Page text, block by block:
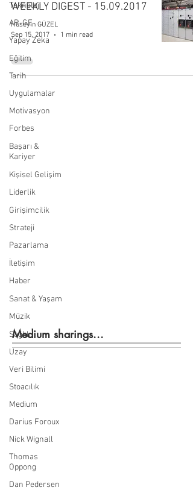
Teknoloji
AR-GE
Yapay Zeka
Eğitim
Tarih
Uygulamalar
Motivasyon
Forbes
Başarı &
Kariyer
Kişisel Gelişim
Liderlik
Girişimcilik
Strateji
Pazarlama
İletişim
Haber
Sanat & Yaşam
Müzik
Sağlık
Uzay
Veri Bilimi
Stoacılık
Medium
Darius Foroux
Nick Wignall
Thomas
Oppong
Dan Pedersen
WEEKLY DIGEST - 15.09.2017
Hüseyin GÜZEL
Sep 15, 2017
1 min read
Medium sharings...